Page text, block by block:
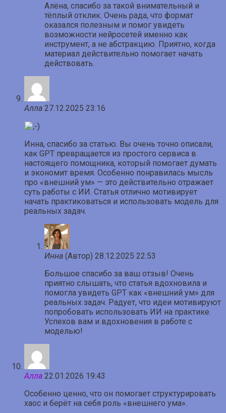
Алёна, спасибо за такой внимательный и
тёплый отклик. Очень рада, что формат
оказался полезным и помог увидеть
возможности нейросетей именно как
инструмент, а не абстракцию. Приятно, когда
материал действительно помогает начать
действовать.
Алла 27.12.2025 23:16
Инна, спасибо за статью. Вы очень точно описали,
как GPT превращается из простого сервиса в
настоящего помощника, который помогает думать
и экономит время. Особенно понравилась мысль
про «внешний ум» — это действительно отражает
суть работы с ИИ. Статья отлично мотивирует
начать практиковаться и использовать модель для
реальных задач.
Инна (Автор) 28.12.2025 22:53
Большое спасибо за ваш отзыв! Очень
приятно слышать, что статья вдохновила и
помогла увидеть GPT как «внешний ум» для
реальных задач. Радует, что идеи мотивируют
попробовать использовать ИИ на практике.
Успехов вам и вдохновения в работе с
моделью!
Алла 22.01.2026 19:43
Особенно ценно, что он помогает структурировать
хаос и берёт на себя роль «внешнего ума».